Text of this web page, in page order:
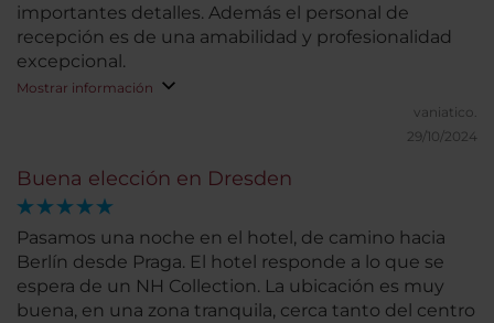
importantes detalles. Además el personal de
recepción es de una amabilidad y profesionalidad
excepcional.
Mostrar información
vaniatico.
29/10/2024
Buena elección en Dresden
Pasamos una noche en el hotel, de camino hacia
Berlín desde Praga. El hotel responde a lo que se
espera de un NH Collection. La ubicación es muy
buena, en una zona tranquila, cerca tanto del centro